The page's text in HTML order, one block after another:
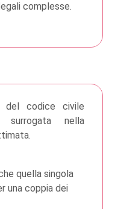
complesse.
del codice civile
surrogata nella
quella singola
una coppia dei